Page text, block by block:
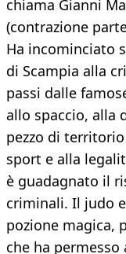
chiama Gianni
(contrazione
Ha incominciato
di Scampia alla
passi dalle
allo spaccio, alla
pezzo di
sport e alla
è guadagnato il
criminali. Il judo
pozione magica,
che ha